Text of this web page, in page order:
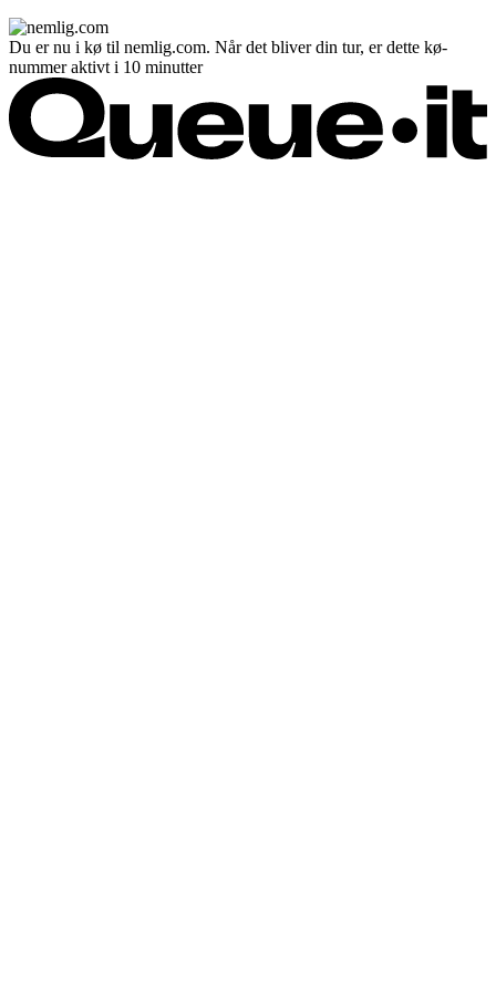
Du er nu i kø til nemlig.com. Når det bliver din tur, er dette kø-
nummer aktivt i 10 minutter